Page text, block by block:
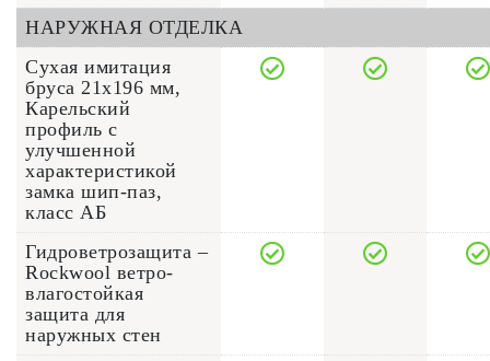
НАРУЖНАЯ ОТДЕЛКА
Сухая имитация
бруса 21х196 мм,
Карельский
профиль с
улучшенной
характеристикой
замка шип-паз,
класс АБ
Гидроветрозащита –
Rockwool ветро-
влагостойкая
защита для
наружных стен